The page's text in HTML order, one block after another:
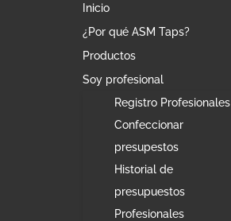
Inicio
¿Por qué ASM Taps?
Productos
Soy profesional
Registro Profesionales
Confeccionar
presupestos
Historial de
presupuestos
Profesionales